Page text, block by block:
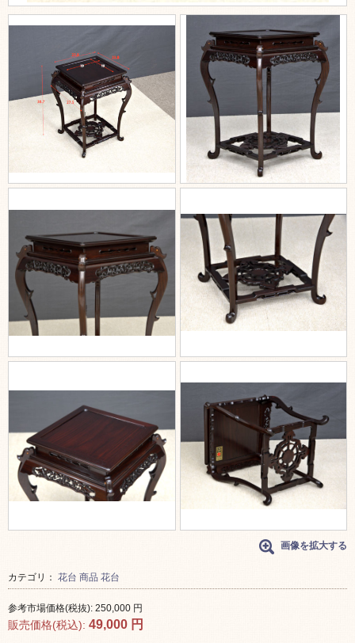
画像を拡大する
カテゴリ： 花台 商品 花台
参考市場価格(税抜): 250,000 円
販売価格(税込): 49,000 円